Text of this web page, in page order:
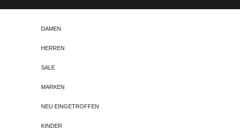
DAMEN
HERREN
SALE
MARKEN
NEU EINGETROFFEN
KINDER